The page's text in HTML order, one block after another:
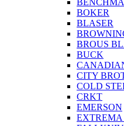
BOKER
BLASER
BROUS
BUCK
CITY
COLD
CRKT
EMERSON
EXTREMA